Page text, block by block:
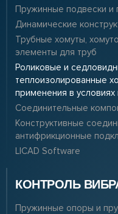
Пружинные подвески и
Динамические
Трубные хомуты,
элементы для труб
Роликовые и
теплоизолированные
применения в условиях
Соединительные
Конструктивные
антифрикционные
LICAD Software
КОНТРОЛЬ
Пружинные опоры и